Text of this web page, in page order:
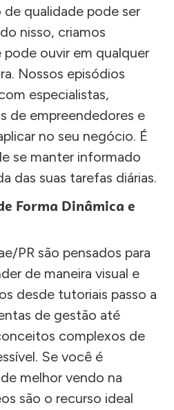
qualidade pode ser
nisso, criamos
pode ouvir em qualquer
Nossos episódios
especialistas,
de empreendedores e
no seu negócio. É
se manter informado
das suas tarefas diárias.
Forma Dinâmica e
PR são pensados para
de maneira visual e
desde tutoriais passo a
de gestão até
complexos de
Se você é
melhor vendo na
são o recurso ideal